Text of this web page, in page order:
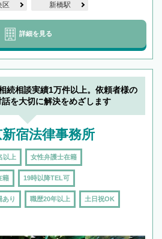
区 新橋駅
詳細を見る
続相談実績1万件以上。依頼者様の
を大切に解決をめざします
宿法律事務所
以上 女性弁護士在籍
籍 19時以降TEL可
あり 職歴20年以上 土日祝OK